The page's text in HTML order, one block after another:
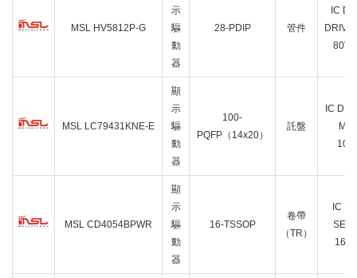
MSL HV5812P-G
示
驅
動
器
28-PDIP 管件
IC
80V
MSL LC79431KNE-E
顯
示
驅
動
器
100-
PQFP（14x20）
託盤
IC
MSL CD4054BPWR
顯
示
驅
動
器
16-TSSOP
卷帶
（TR）
IC